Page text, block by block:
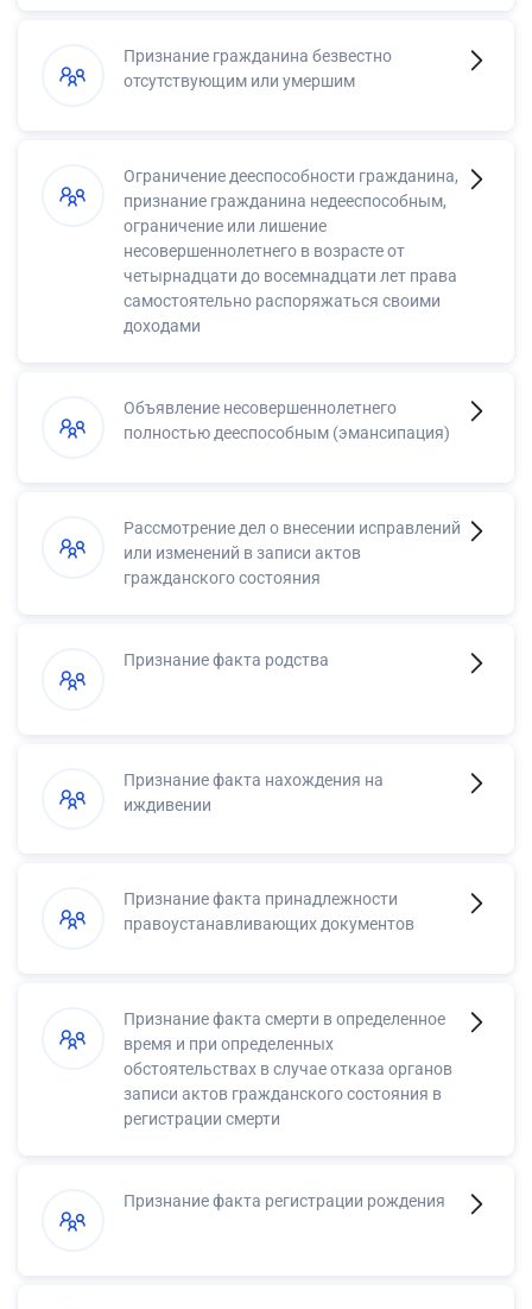
Признание гражданина безвестно
отсутствующим или умершим
Ограничение дееспособности гражданина,
признание гражданина недееспособным,
ограничение или лишение
несовершеннолетнего в возрасте от
четырнадцати до восемнадцати лет права
самостоятельно распоряжаться своими
доходами
Объявление несовершеннолетнего
полностью дееспособным (эмансипация)
Рассмотрение дел о внесении исправлений
или изменений в записи актов
гражданского состояния
Признание факта родства
Признание факта нахождения на
иждивении
Признание факта принадлежности
правоустанавливающих документов
Признание факта смерти в определенное
время и при определенных
обстоятельствах в случае отказа органов
записи актов гражданского состояния в
регистрации смерти
Признание факта регистрации рождения